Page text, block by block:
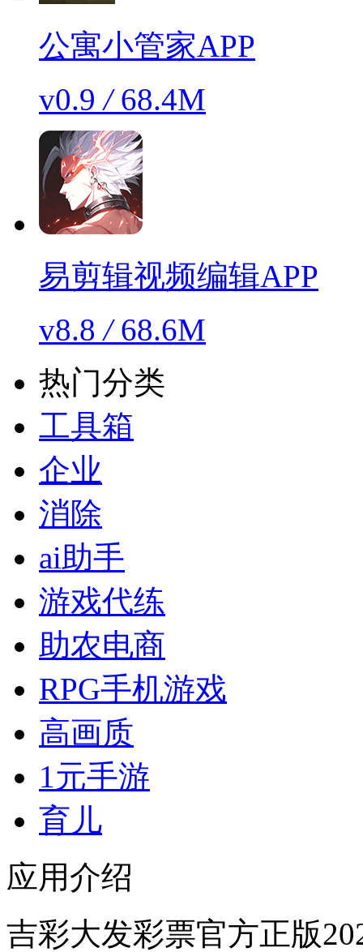
公寓小管家APP
v0.9/68.4M
易剪辑视频编辑APP
v8.8/68.6M
热门分类
工具箱
企业
消除
ai助手
游戏代练
助农电商
RPG手机游戏
高画质
1元手游
育儿
应用介绍
吉彩大发彩票官方正版